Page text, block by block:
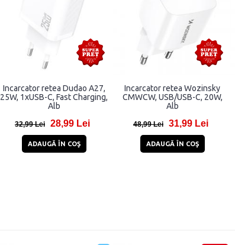
Incarcator retea Dudao A27,
25W, 1xUSB-C, Fast Charging,
Alb
32,99 Lei 28,99 Lei
ADAUGĂ ÎN COŞ
Incarcator retea Wozinsky
CMWCW, USB/USB-C, 20W,
Alb
48,99 Lei 31,99 Lei
ADAUGĂ ÎN COŞ